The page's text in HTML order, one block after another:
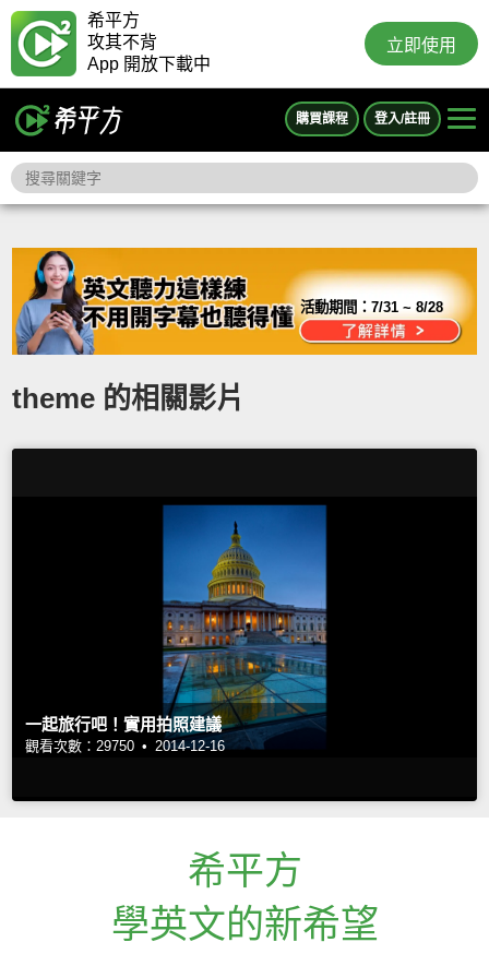
希平方
攻其不背
App 開放下載中
立即使用
購買課程 登入/註冊
活動期間：7/31 ~ 8/28
theme 的相關影片
一起旅行吧！實用拍照建議
觀看次數：29750 • 2014-12-16
希平方
學英文的新希望